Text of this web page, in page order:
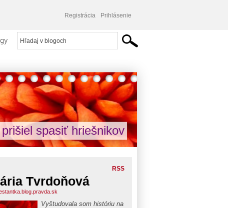
Registrácia Prihlásenie
spasiť hriešnikov
RSS
Tvrdoňová
Vyštudovala som históriu na